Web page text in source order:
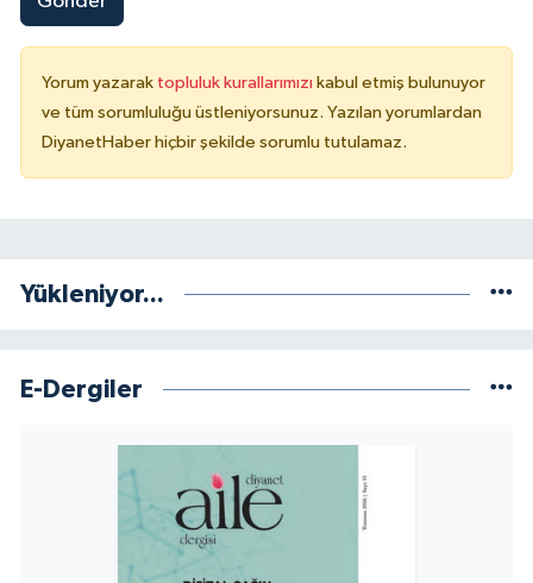
Yorum yazarak topluluk kurallarımızı kabul etmiş bulunuyor
ve tüm sorumluluğu üstleniyorsunuz. Yazılan yorumlardan
DiyanetHaber hiçbir şekilde sorumlu tutulamaz.
Yükleniyor...
E-Dergiler
Trabzon Müftülüğü
Tunceli Müftülüğü
Yalova Müftülüğü
Zonguldak Müftülüğü